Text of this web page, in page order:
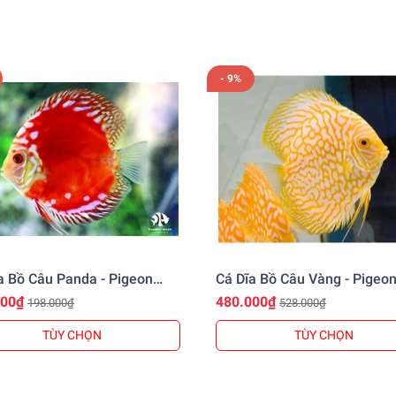
)
Chi
Bồ Câu Panda - Pigeon
Discus
198.000₫
TÙY CHỌN
- 9%
Cá Dĩa Bồ Câu Vàng - Pigeon
Yellow Discus
480.000₫ 528.000₫
TÙY CHỌN